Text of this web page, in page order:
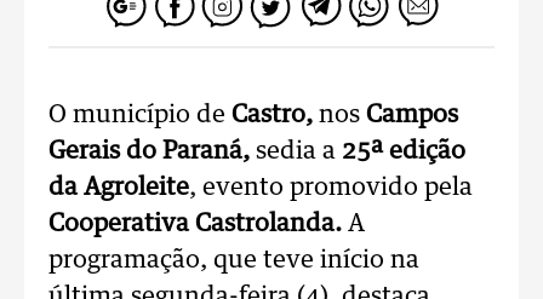
O município de Castro, nos Campos
Gerais do Paraná, sedia a 25ª edição
da Agroleite, evento promovido pela
Cooperativa Castrolanda. A
programação, que teve início na